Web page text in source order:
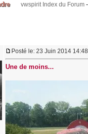
vwspirit Index du Forum
Posté le: 23 Juin 2014 14:48
Une de moins...